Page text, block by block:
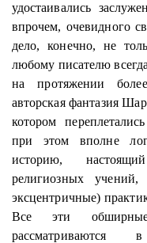
удостаивались
впрочем, очевидного
дело, конечно, не
любому писателю
на протяжении
авторская фантазия
котором
при этом вполне
историю,
религиозных
эксцентричные)
Все эти
рассматриваются